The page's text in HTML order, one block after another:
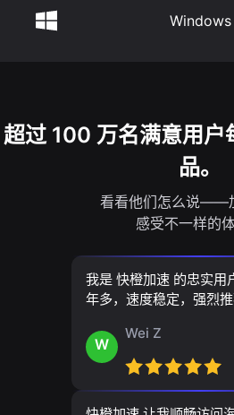
Windows
超过 100 万名满意用户
品。
看看他们怎么说——
感受不一样的体
我是 快橙加速 的忠实用
年多，速度稳定，强烈推
W
Wei Z